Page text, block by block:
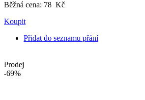
Běžná cena: 78 Kč
Koupit
Přidat do seznamu přání
Prodej
-69%